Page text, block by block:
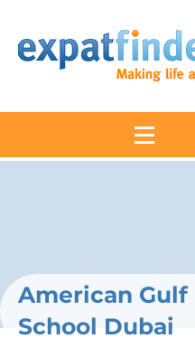
American Gulf
School Dubai